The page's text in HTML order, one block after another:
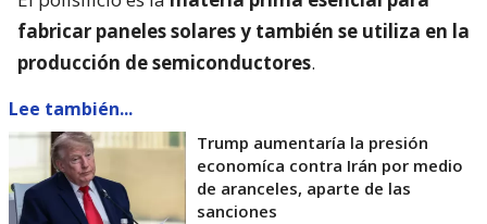
fabricar paneles solares y también se utiliza en la
producción de semiconductores.
Lee también...
Trump aumentaría la presión
economíca contra Irán por medio
de aranceles, aparte de las
sanciones